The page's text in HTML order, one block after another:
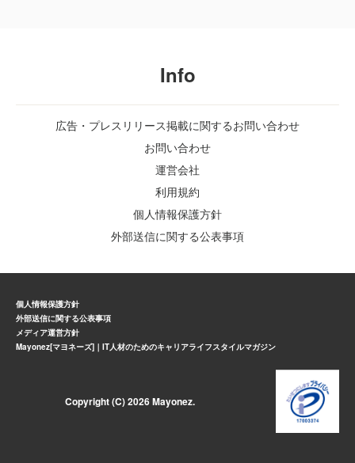
Info
広告・プレスリリース掲載に関するお問い合わせ
お問い合わせ
運営会社
利用規約
個人情報保護方針
外部送信に関する公表事項
個人情報保護方針
外部送信に関する公表事項
メディア運営方針
Mayonez[マヨネーズ]｜IT人材のためのキャリアライフスタイルマガジン
Copyright (C) 2026 Mayonez.